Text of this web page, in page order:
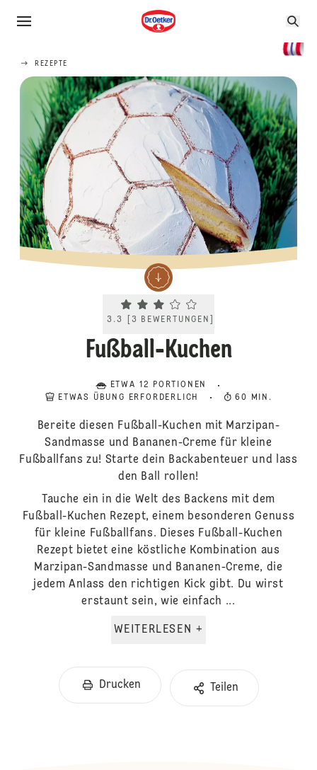
REZEPTE
Current rating 3.3. Click to rate.
3.3 3 BEWERTUNGEN
Fußball-Kuchen
ETWA 12 PORTIONEN
ETWAS ÜBUNG ERFORDERLICH
60 MIN.
Bereite diesen Fußball-Kuchen mit Marzipan-
Sandmasse und Bananen-Creme für kleine
Fußballfans zu! Starte dein Backabenteuer und lass
den Ball rollen!
Tauche ein in die Welt des Backens mit dem
Fußball-Kuchen Rezept, einem besonderen Genuss
für kleine Fußballfans. Dieses Fußball-Kuchen
Rezept bietet eine köstliche Kombination aus
Marzipan-Sandmasse und Bananen-Creme, die
jedem Anlass den richtigen Kick gibt. Du wirst
erstaunt sein, wie einfach ...
WEITERLESEN +
Drucken Teilen